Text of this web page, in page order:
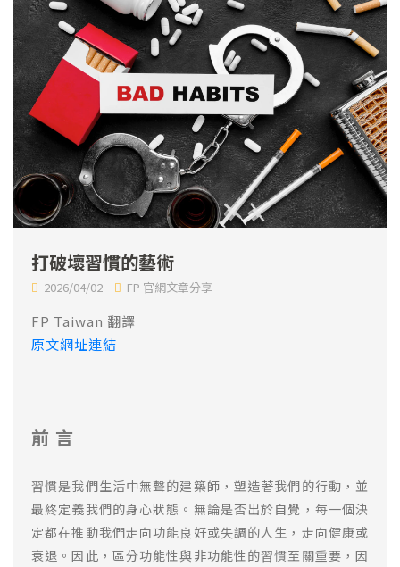
打破壞習慣的藝術
2026/04/02 FP 官網文章分享
FP Taiwan 翻譯
原文網址連結
前 言
習慣是我們生活中無聲的建築師，塑造著我們的行動，並
最終定義我們的身心狀態。無論是否出於自覺，每一個決
定都在推動我們走向功能良好或失調的人生，走向健康或
衰退。因此，區分功能性與非功能性的習慣至關重要，因